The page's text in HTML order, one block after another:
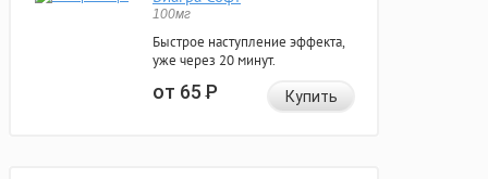
100мг
Быстрое наступление эффекта,
уже через 20 минут.
от 65Р Купить